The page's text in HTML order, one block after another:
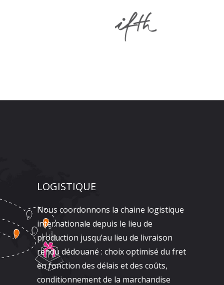
LOGISTIQUE
Nous coordonnons la chaine logistique
internationale depuis le lieu de
production jusqu’au lieu de livraison
rendu dédouané : choix optimisé du fret
en fonction des délais et des coûts,
conditionnement de la marchandise